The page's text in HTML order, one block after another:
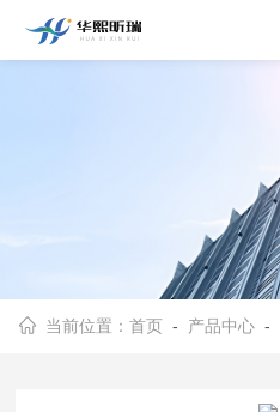
当前位置：首页 - 产品中心 -